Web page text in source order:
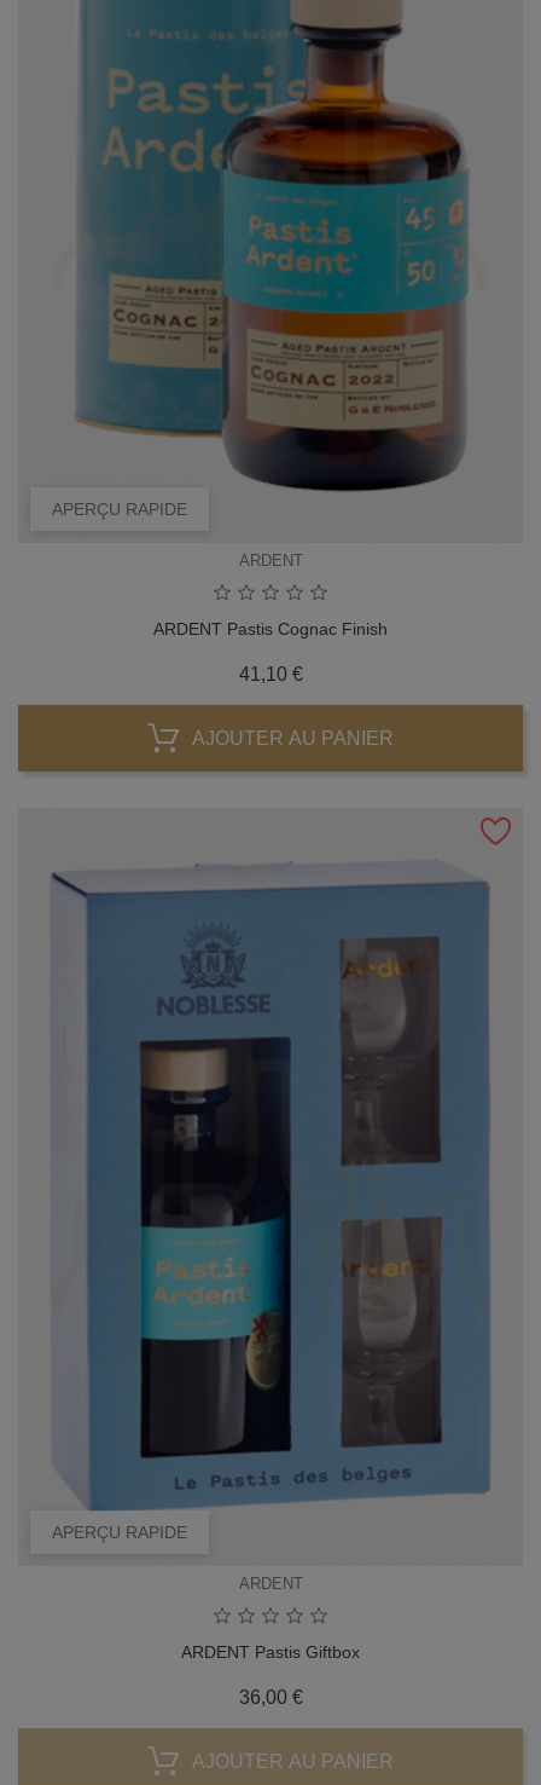
APERÇU RAPIDE
ARDENT
ARDENT Pastis Cognac Finish
41,10 €Prix
AJOUTER AU PANIER
APERÇU RAPIDE
ARDENT
ARDENT Pastis Giftbox
36,00 €Prix
AJOUTER AU PANIER